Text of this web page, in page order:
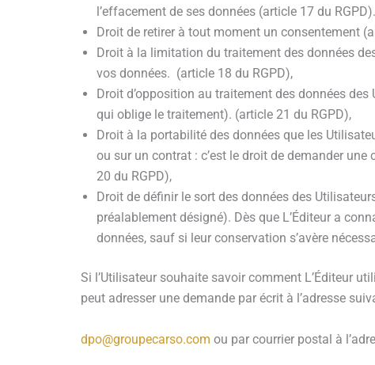
l’effacement de ses données (article 17 du RGPD).
Droit de retirer à tout moment un consentement
Droit à la limitation du traitement des données
vos données. (article 18 du RGPD),
Droit d’opposition au traitement des données
qui oblige le traitement). (article 21 du RGPD),
Droit à la portabilité des données que les
ou sur un contrat : c’est le droit de demander
20 du RGPD),
Droit de définir le sort des données des
préalablement désigné). Dès que L’Éditeur a
données, sauf si leur conservation s’avère
Si l’Utilisateur souhaite savoir comment L’Éditeur
peut adresser une demande par écrit à l’adresse
dpo@groupecarso.com ou par courrier postal à